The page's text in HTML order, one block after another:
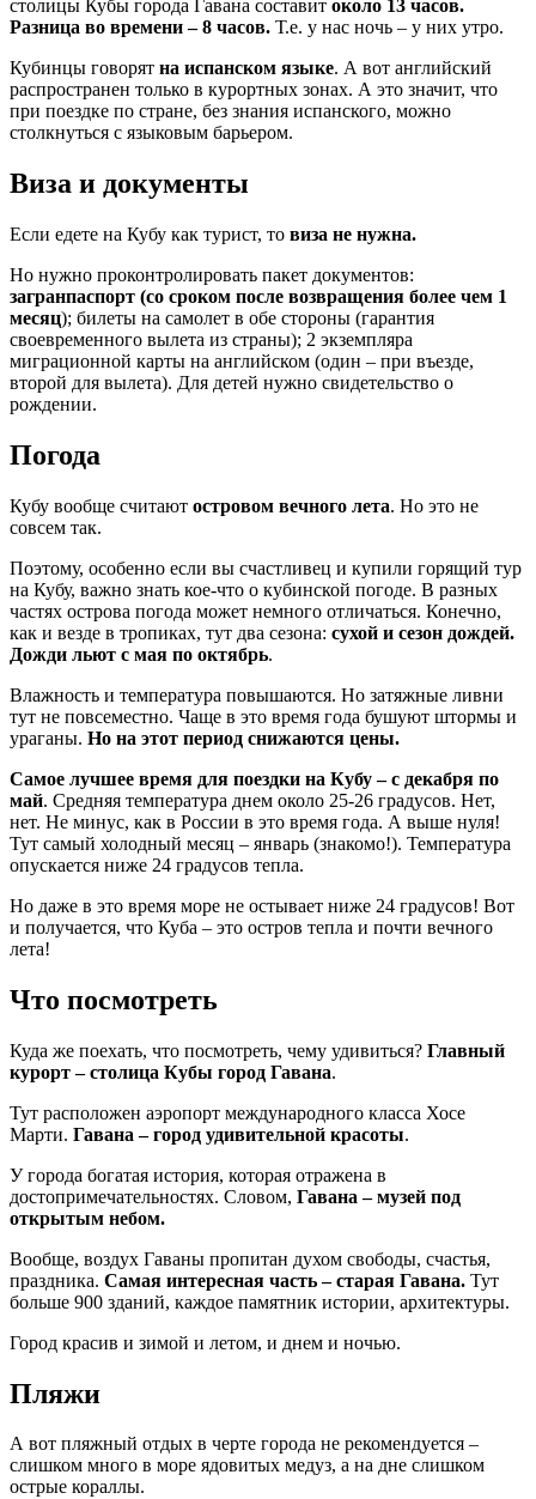
столицы Кубы города Гавана составит около 13 часов.
Разница во времени – 8 часов. Т.е. у нас ночь – у них утро.
Кубинцы говорят на испанском языке. А вот английский
распространен только в курортных зонах. А это значит, что
при поездке по стране, без знания испанского, можно
столкнуться с языковым барьером.
Виза и документы
Если едете на Кубу как турист, то виза не нужна.
Но нужно проконтролировать пакет документов:
загранпаспорт (со сроком после возвращения более чем 1
месяц); билеты на самолет в обе стороны (гарантия
своевременного вылета из страны); 2 экземпляра
миграционной карты на английском (один – при въезде,
второй для вылета). Для детей нужно свидетельство о
рождении.
Погода
Кубу вообще считают островом вечного лета. Но это не
совсем так.
Поэтому, особенно если вы счастливец и купили горящий тур
на Кубу, важно знать кое-что о кубинской погоде. В разных
частях острова погода может немного отличаться. Конечно,
как и везде в тропиках, тут два сезона: сухой и сезон дождей.
Дожди льют с мая по октябрь.
Влажность и температура повышаются. Но затяжные ливни
тут не повсеместно. Чаще в это время года бушуют штормы и
ураганы. Но на этот период снижаются цены.
Самое лучшее время для поездки на Кубу – с декабря по
май. Средняя температура днем около 25-26 градусов. Нет,
нет. Не минус, как в России в это время года. А выше нуля!
Тут самый холодный месяц – январь (знакомо!). Температура
опускается ниже 24 градусов тепла.
Но даже в это время море не остывает ниже 24 градусов! Вот
и получается, что Куба – это остров тепла и почти вечного
лета!
Что посмотреть
Куда же поехать, что посмотреть, чему удивиться? Главный
курорт – столица Кубы город Гавана.
Тут расположен аэропорт международного класса Хосе
Марти. Гавана – город удивительной красоты.
У города богатая история, которая отражена в
достопримечательностях. Словом, Гавана – музей под
открытым небом.
Вообще, воздух Гаваны пропитан духом свободы, счастья,
праздника. Самая интересная часть – старая Гавана. Тут
больше 900 зданий, каждое памятник истории, архитектуры.
Город красив и зимой и летом, и днем и ночью.
Пляжи
А вот пляжный отдых в черте города не рекомендуется –
слишком много в море ядовитых медуз, а на дне слишком
острые кораллы.